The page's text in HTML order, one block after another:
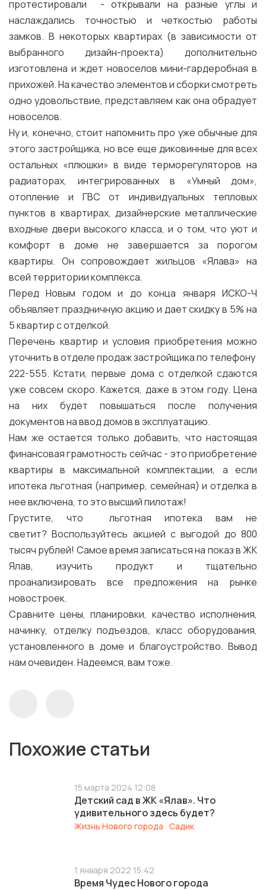
протестировали - открывали на разные углы и
наслаждались точностью и четкостью работы
замков. В некоторых квартирах (в зависимости от
выбранного дизайн-проекта) дополнительно
изготовлена и ждет новоселов мини-гардеробная в
прихожей. На качество элементов и сборки смотреть
одно удовольствие, представляем как она обрадует
новоселов.
Ну и, конечно, стоит напомнить про уже обычные для
этого застройщика, но все еще диковинные для всех
остальных «плюшки» в виде терморегуляторов на
радиаторах, интегрированных в «Умный дом»,
отопление и ГВС от индивидуальных тепловых
пунктов в квартирах, дизайнерские металлические
входные двери высокого класса, и о том, что уют и
комфорт в доме не завершается за порогом
квартиры. Он сопровождает жильцов «Ялава» на
всей территории комплекса.
Перед Новым годом и до конца января ИСКО-Ч
объявляет праздничную акцию и дает скидку в 5% на
5 квартир с отделкой.
Перечень квартир и условия приобретения можно
уточнить в отделе продаж застройщика по телефону
222-555. Кстати, первые дома с отделкой сдаются
уже совсем скоро. Кажется, даже в этом году. Цена
на них будет повышаться после получения
документов на ввод домов в эксплуатацию.
Нам же остается только добавить, что настоящая
финансовая грамотность сейчас - это приобретение
квартиры в максимальной комплектации, а если
ипотека льготная (например, семейная) и отделка в
нее включена, то это высший пилотаж!
Грустите, что льготная ипотека вам не
светит? Воспользуйтесь акцией с выгодой до 800
тысяч рублей! Самое время записаться на показ в ЖК
Ялав, изучить продукт и тщательно
проанализировать все предложения на рынке
новостроек.
Сравните цены, планировки, качество исполнения,
начинку, отделку подъездов, класс оборудования,
установленного в доме и благоустройство. Вывод
нам очевиден. Надеемся, вам тоже.
Похожие статьи
15 марта 2024 12:08
Детский сад в ЖК «Ялав». Что
удивительного здесь будет?
Жизнь Нового города Садик
1 января 2022 15:42
Время Чудес Нового города